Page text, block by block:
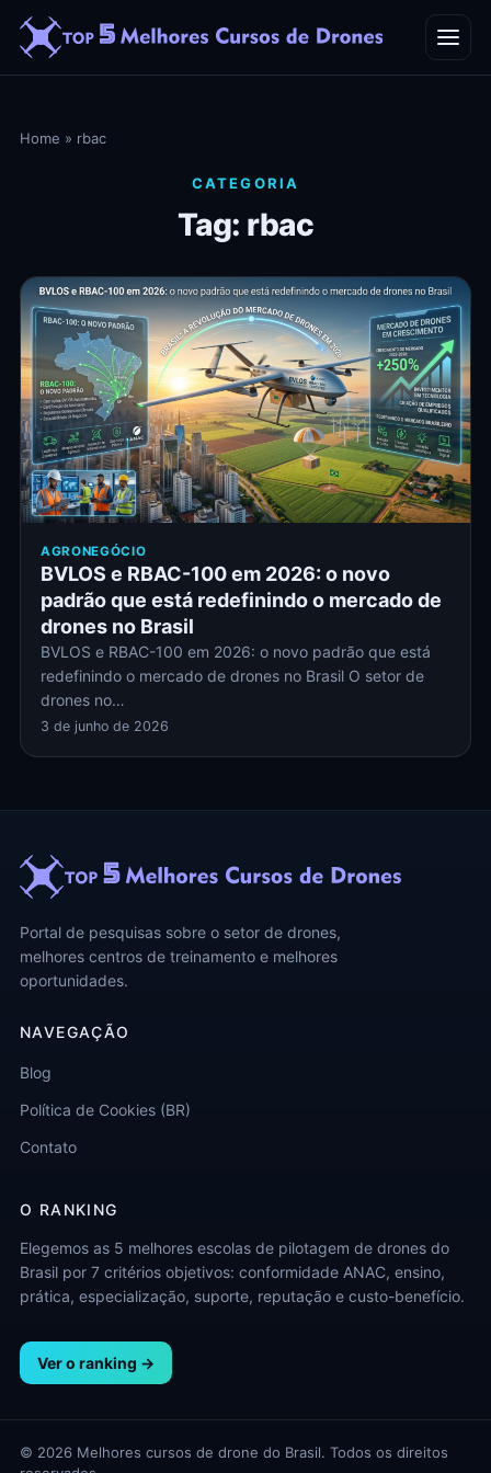
Home » rbac
CATEGORIA
Tag: rbac
AGRONEGÓCIO
BVLOS e RBAC-100 em 2026: o novo
padrão que está redefinindo o mercado de
drones no Brasil
BVLOS e RBAC-100 em 2026: o novo padrão que está
redefinindo o mercado de drones no Brasil O setor de
drones no…
3 de junho de 2026
Portal de pesquisas sobre o setor de drones,
melhores centros de treinamento e melhores
oportunidades.
NAVEGAÇÃO
Blog
Política de Cookies (BR)
Contato
O RANKING
Elegemos as 5 melhores escolas de pilotagem de drones do
Brasil por 7 critérios objetivos: conformidade ANAC, ensino,
prática, especialização, suporte, reputação e custo-benefício.
Ver o ranking →
© 2026 Melhores cursos de drone do Brasil. Todos os direitos